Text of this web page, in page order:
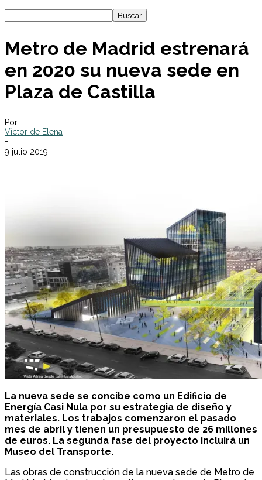
Metro de Madrid estrenará
en 2020 su nueva sede en
Plaza de Castilla
Por
Víctor de Elena
-
9 julio 2019
La nueva sede se concibe como un Edificio de
Energía Casi Nula por su estrategia de diseño y
materiales. Los trabajos comenzaron el pasado
mes de abril y tienen un presupuesto de 26 millones
de euros. La segunda fase del proyecto incluirá un
Museo del Transporte.
Las obras de construcción de la nueva sede de Metro de